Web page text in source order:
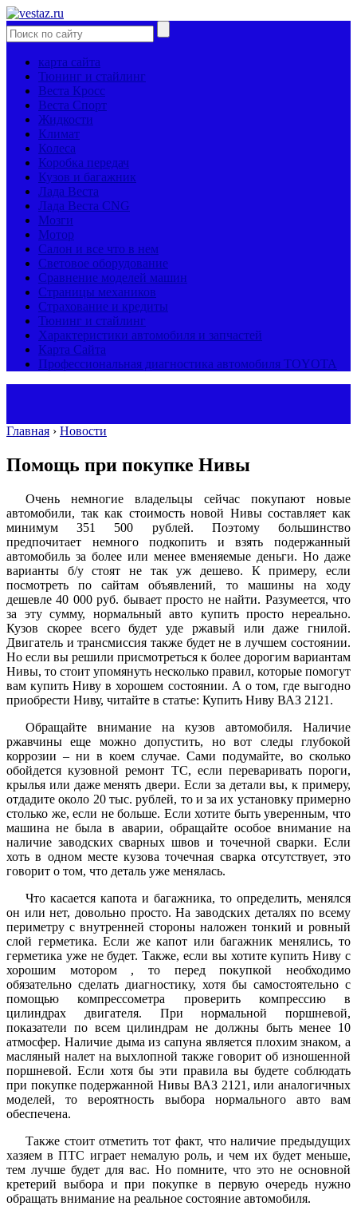
карта сайта
Тюнинг и стайлинг
Веста Кросс
Веста Спорт
Жидкости
Климат
Колеса
Коробка передач
Кузов и багажник
Лада Веста
Лада Веста CNG
Мозги
Мотор
Салон и все что в нем
Световое оборудование
Сравнение моделей машин
Страницы механиков
Страхование и кредиты
Тюнинг и стайлинг
Характеристики автомобиля и запчастей
Карта Сайта
Профессиональная диагностика автомобиля TOYOTA
Главная › Новости
Помощь при покупке Нивы
Очень немногие владельцы сейчас покупают новые
автомобили, так как стоимость новой Нивы составляет как
минимум 351 500 рублей. Поэтому большинство
предпочитает немного подкопить и взять подержанный
автомобиль за более или менее вменяемые деньги. Но даже
варианты б/у стоят не так уж дешево. К примеру, если
посмотреть по сайтам объявлений, то машины на ходу
дешевле 40 000 руб. бывает просто не найти. Разумеется, что
за эту сумму, нормальный авто купить просто нереально.
Кузов скорее всего будет уде ржавый или даже гнилой.
Двигатель и трансмиссия также будет не в лучшем состоянии.
Но если вы решили присмотреться к более дорогим вариантам
Нивы, то стоит упомянуть несколько правил, которые помогут
вам купить Ниву в хорошем состоянии. А о том, где выгодно
приобрести Ниву, читайте в статье: Купить Ниву ВАЗ 2121.
Обращайте внимание на кузов автомобиля. Наличие
ржавчины еще можно допустить, но вот следы глубокой
коррозии – ни в коем случае. Сами подумайте, во сколько
обойдется кузовной ремонт ТС, если переваривать пороги,
крылья или даже менять двери. Если за детали вы, к примеру,
отдадите около 20 тыс. рублей, то и за их установку примерно
столько же, если не больше. Если хотите быть уверенным, что
машина не была в аварии, обращайте особое внимание на
наличие заводских сварных швов и точечной сварки. Если
хоть в одном месте кузова точечная сварка отсутствует, это
говорит о том, что деталь уже менялась.
Что касается капота и багажника, то определить, менялся
он или нет, довольно просто. На заводских деталях по всему
периметру с внутренней стороны наложен тонкий и ровный
слой герметика. Если же капот или багажник менялись, то
герметика уже не будет. Также, если вы хотите купить Ниву с
хорошим мотором , то перед покупкой необходимо
обязательно сделать диагностику, хотя бы самостоятельно с
помощью компрессометра проверить компрессию в
цилиндрах двигателя. При нормальной поршневой,
показатели по всем цилиндрам не должны быть менее 10
атмосфер. Наличие дыма из сапуна является плохим знаком, а
масляный налет на выхлопной также говорит об изношенной
поршневой. Если хотя бы эти правила вы будете соблюдать
при покупке подержанной Нивы ВАЗ 2121, или аналогичных
моделей, то вероятность выбора нормального авто вам
обеспечена.
Также стоит отметить тот факт, что наличие предыдущих
хазяем в ПТС играет немалую роль, и чем их будет меньше,
тем лучше будет для вас. Но помните, что это не основной
кретерий выбора и при покупке в первую очередь нужно
обращать внимание на реальное состояние автомобиля.